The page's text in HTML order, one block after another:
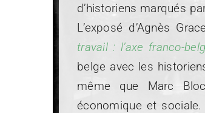
d’historiens marqués
L’exposé d’Agnès
travail : l’axe franco-
belge avec les
même que Marc
économique et